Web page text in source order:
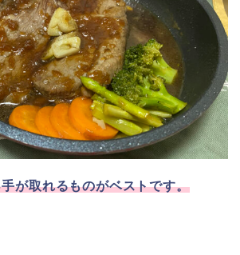
が取れるものがベストです。